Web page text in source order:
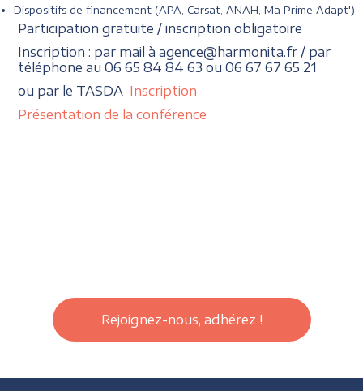
Dispositifs de financement (APA, Carsat, ANAH, Ma Prime Adapt')
Participation gratuite / inscription obligatoire
Inscription : par mail à agence@harmonita.fr / par
téléphone au 06 65 84 84 63 ou 06 67 67 65 21
ou par le TASDA Inscription
Présentation de la conférence
Rejoignez-nous, adhérez !